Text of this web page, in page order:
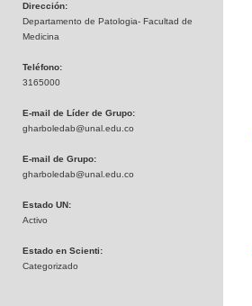
Dirección:
Departamento de Patologia- Facultad de
Medicina
Teléfono:
3165000
E-mail de Líder de Grupo:
gharboledab@unal.edu.co
E-mail de Grupo:
gharboledab@unal.edu.co
Estado UN:
Activo
Estado en Scienti:
Categorizado